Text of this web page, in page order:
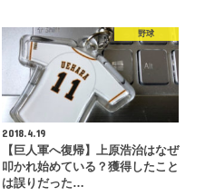
野球
2018.4.19
【巨人軍へ復帰】上原浩治はなぜ
叩かれ始めている？獲得したこと
は誤りだった…